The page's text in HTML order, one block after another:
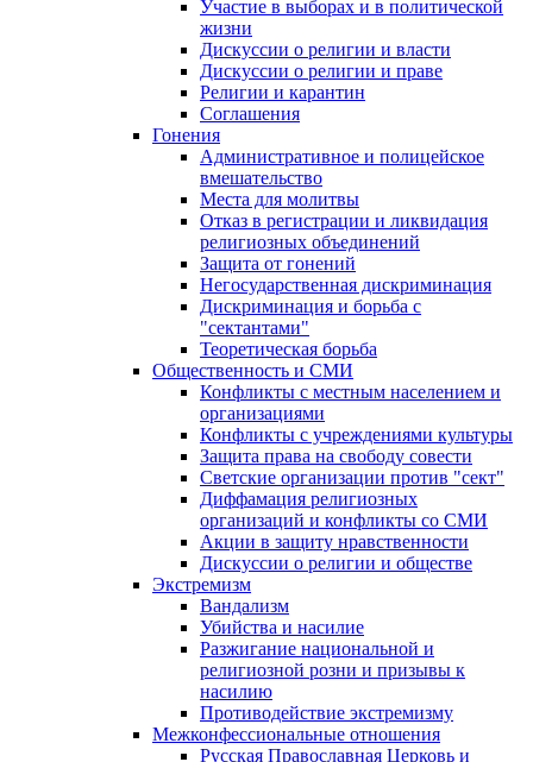
Участие в выборах и в политической
жизни
Дискуссии о религии и власти
Дискуссии о религии и праве
Религии и карантин
Соглашения
Гонения
Административное и полицейское
вмешательство
Места для молитвы
Отказ в регистрации и ликвидация
религиозных объединений
Защита от гонений
Негосударственная дискриминация
Дискриминация и борьба с
"сектантами"
Теоретическая борьба
Общественность и СМИ
Конфликты с местным населением и
организациями
Конфликты с учреждениями культуры
Защита права на свободу совести
Светские организации против "сект"
Диффамация религиозных
организаций и конфликты со СМИ
Акции в защиту нравственности
Дискуссии о религии и обществе
Экстремизм
Вандализм
Убийства и насилие
Разжигание национальной и
религиозной розни и призывы к
насилию
Противодействие экстремизму
Межконфессиональные отношения
Русская Православная Церковь и